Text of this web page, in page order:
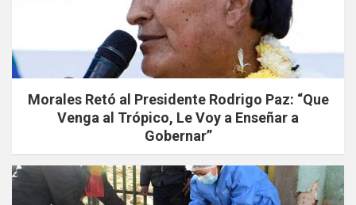
Morales Retó al Presidente Rodrigo Paz: “Que
Venga al Trópico, Le Voy a Enseñar a
Gobernar”